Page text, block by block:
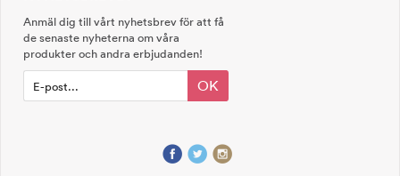
Anmäl dig till vårt nyhetsbrev för att få
de senaste nyheterna om våra
produkter och andra erbjudanden!
OK